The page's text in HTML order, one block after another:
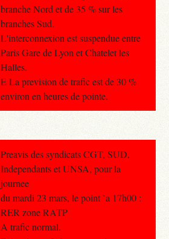
branche Nord et de 35 % sur les
branches Sud.
L'interconnexion est suspendue entre
Paris Gare de Lyon et Chatelet les
Halles.
E La prevision de trafic est de 30 %
environ en heures de pointe.
Preavis des syndicats CGT, SUD,
Independants et UNSA, pour la
journee
du mardi 23 mars, le point `a 17h00 :
RER zone RATP
A trafic normal.